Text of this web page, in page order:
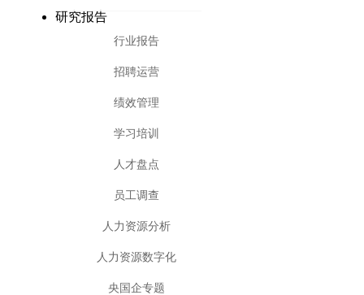
研究报告
行业报告
招聘运营
绩效管理
学习培训
人才盘点
员工调查
人力资源分析
人力资源数字化
央国企专题